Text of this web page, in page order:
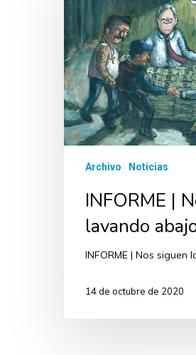
Archivo Noticias
INFORME |
lavando
INFORME | Nos siguen
14 de octubre de 2020